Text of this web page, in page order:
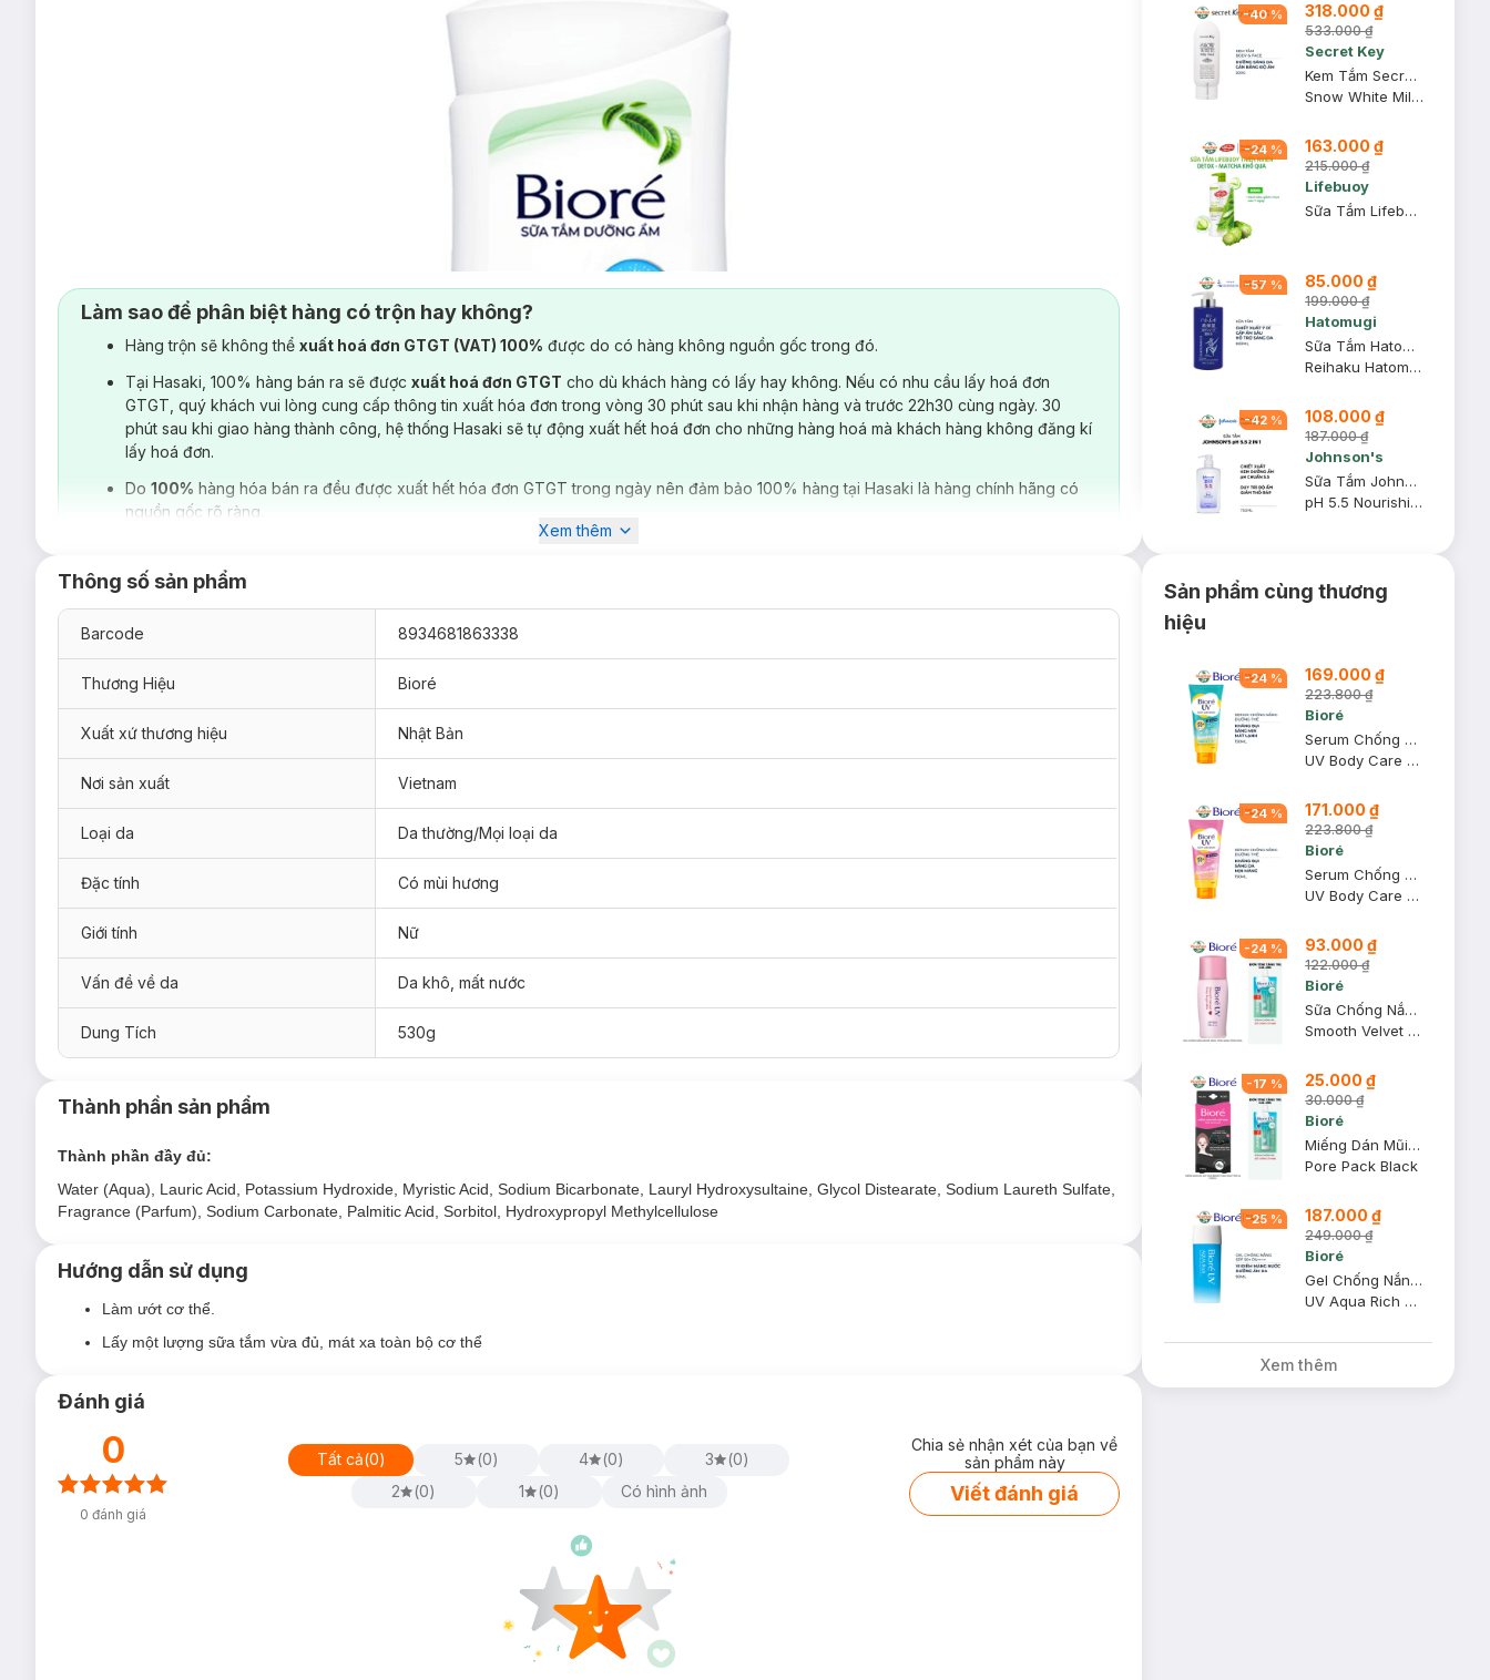
Loại da phù hợp:
Giải pháp tình trạng:
Da thường xuyên tiếp xúc môi trường khói bụi ô nhiễm.
Ưu thế nổi bật:
Ứng dụng công nghệ Nhật Bản kết hợp bổ sung chiết xuất sữa chua với thành phần tinh chất sánh đặc giàu dưỡng ẩm tạo nhiều bọt chỉ với một
lượng nhỏ sữa tắm.
Chiết xuất từ những thành phần dưỡng chất tự nhiên, an toàn, dịu nhẹ cho làn da.
Công thức dưỡng da ưu việt Vital Plus từ Nhật Bản giúp trẻ hóa da từ bên trong cũng như bảo vệ, nuôi dưỡng da từ bên ngoài.
Dạng chai có vòi tiện dụng, dễ dàng sử dụng chỉ với thao tác nhấn xuống.
Hương thơm trà xanh tươi mát tạo cho bạn một cảm giác thoải mái và thư giản sau một ngày mệt mỏi.
Bảo quản:
Nơi khô ráo thoáng mát.
Tránh ánh nắng trực tiếp, nơi có nhiệt độ cao hoặc ẩm ướt.
Đậy nắp kín sau khi sử dụng.
530g
Làm sao để phân biệt hàng có trộn hay không?
Hàng trộn sẽ không thể xuất hoá đơn GTGT (VAT) 100% được do có hàng không nguồn gốc trong đó.
Tại Hasaki, 100% hàng bán ra sẽ được xuất hoá đơn GTGT cho dù khách hàng có lấy hay không. Nếu có nhu cầu lấy hoá đơn
GTGT, quý khách vui lòng cung cấp thông tin xuất hóa đơn trong vòng 30 phút sau khi nhận hàng và trước 22h30 cùng ngày. 30
phút sau khi giao hàng thành công, hệ thống Hasaki sẽ tự động xuất hết hoá đơn cho những hàng hoá mà khách hàng không đăng kí
lấy hoá đơn.
Do 100% hàng hóa bán ra đều được xuất hết hóa đơn GTGT trong ngày nên đảm bảo 100% hàng tại Hasaki là hàng chính hãng có
nguồn gốc rõ ràng.
Xem thêm
Thông số sản phẩm
Barcode 8934681863338
Thương Hiệu Bioré
Xuất xứ thương hiệu Nhật Bản
Nơi sản xuất Vietnam
Loại da Da thường/Mọi loại da
Đặc tính Có mùi hương
Giới tính Nữ
Vấn đề về da Da khô, mất nước
Dung Tích 530g
Thành phần sản phẩm
Thành phần đầy đủ:
Water (Aqua), Lauric Acid, Potassium Hydroxide, Myristic Acid, Sodium Bicarbonate, Lauryl Hydroxysultaine, Glycol Distearate, Sodium Laureth Sulfate,
Fragrance (Parfum), Sodium Carbonate, Palmitic Acid, Sorbitol, Hydroxypropyl Methylcellulose
Hướng dẫn sử dụng
Làm ướt cơ thể.
Lấy một lượng sữa tắm vừa đủ, mát xa toàn bộ cơ thể
Đánh giá
0
0 đánh giá
Tất cả(0) 5 (0) 4 (0) 3 (0)
2
(0) 1 (0) Có hình ảnh
Chia sẻ nhận xét của bạn về
sản phẩm này
Viết đánh giá
-40% 318.000 ₫
533.000 ₫
Secret Key
Kem Tắm Secret Key Dưỡng Sáng Da Mặt Và Cơ Thể 200g
Snow White Milky Pack
-24 % 163.000 ₫
215.000 ₫
Lifebuoy
Sữa Tắm Lifebuoy Detox Matcha & Khổ Qua 800g
-57 % 85.000 ₫
199.000 ₫
Hatomugi
Sữa Tắm Hatomugi Cấp Ẩm Sâu, Hỗ Trợ Sáng Da 600ml
Reihaku Hatomugi High Moisturizing Body Soap
-42 % 108.000 ₫
187.000 ₫
Johnson's
Sữa Tắm Johnson's Adult 2 Trong 1 Cấp Ẩm Cho Người Lớn 750ml
pH 5.5 Nourishing Body Wash With Moisturizers
Sản phẩm cùng thương
hiệu
-24 % 169.000 ₫
223.800 ₫
Bioré
Serum Chống Nắng Dưỡng Thể Bioré Sáng Mịn Mát Lạnh 150ml
UV Body Care Serum Refresh Bright SPF50+ PA+++
-24 % 171.000 ₫
223.800 ₫
Bioré
Serum Chống Nắng Dưỡng Thể Bioré Sáng Da Mịn Màng 150ml
UV Body Care Serum Intensive Aura SPF50+ PA+++
-24 % 93.000 ₫
122.000 ₫
Bioré
Sữa Chống Nắng Bioré Nâng Tông Sáng Hồng 30ml
Smooth Velvet - Pinky Bright Milk SPF 50+ PA++++
-17 % 25.000 ₫
30.000 ₫
Bioré
Miếng Dán Mũi Lột Mụn Bioré Than Hoạt Tính (4 Miếng)
Pore Pack Black
-25 % 187.000 ₫
249.000 ₫
Bioré
Gel Chống Nắng Bioré Màng Nước Dưỡng Ẩm Da 90ml
UV Aqua Rich Watery Gel SPF50+/PA++++
Xem thêm